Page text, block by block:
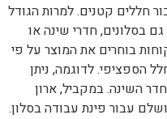
חללים קטנים. למרות הגודל
בסלונים, חדרי שינה או
בוחרים את המוצר על פי
הספציפי. לדוגמה, ניתן
השינה. במקביל, ארון
עבור פינת עבודה בסלון.